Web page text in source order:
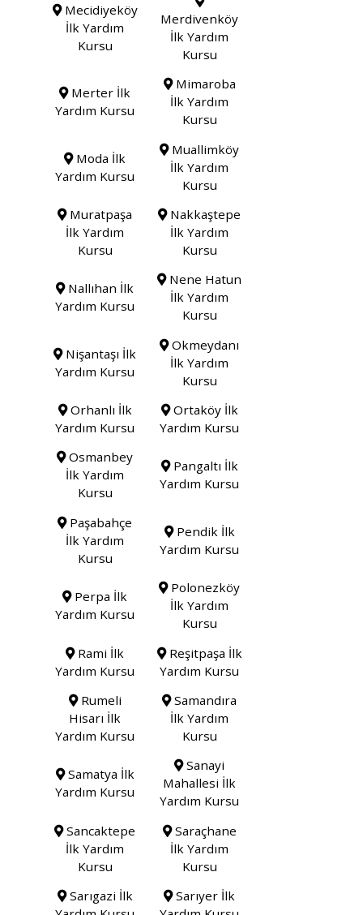
Mecidiyeköy
İlk Yardım
Kursu
Merdivenköy
İlk Yardım
Kursu
Merter İlk
Yardım Kursu
Mimaroba
İlk Yardım
Kursu
Moda İlk
Yardım Kursu
Muallimköy
İlk Yardım
Kursu
Muratpaşa
İlk Yardım
Kursu
Nakkaştepe
İlk Yardım
Kursu
Nallıhan İlk
Yardım Kursu
Nene Hatun
İlk Yardım
Kursu
Nişantaşı İlk
Yardım Kursu
Okmeydanı
İlk Yardım
Kursu
Orhanlı İlk
Yardım Kursu
Ortaköy İlk
Yardım Kursu
Osmanbey
İlk Yardım
Kursu
Pangaltı İlk
Yardım Kursu
Paşabahçe
İlk Yardım
Kursu
Pendik İlk
Yardım Kursu
Perpa İlk
Yardım Kursu
Polonezköy
İlk Yardım
Kursu
Rami İlk
Yardım Kursu
Reşitpaşa İlk
Yardım Kursu
Rumeli
Hisarı İlk
Yardım Kursu
Samandıra
İlk Yardım
Kursu
Samatya İlk
Yardım Kursu
Sanayi
Mahallesi İlk
Yardım Kursu
Sancaktepe
İlk Yardım
Kursu
Saraçhane
İlk Yardım
Kursu
Sarıgazi İlk
Sarıyer İlk